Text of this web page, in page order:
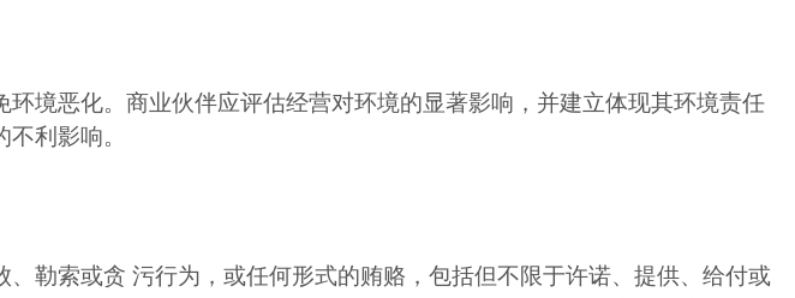
境恶化。商业伙伴应评估经营对环境的显著影响，并建立体现其环境责任
利影响。
勒索或贪 污行为，或任何形式的贿赂，包括但不限于许诺、提供、给付或